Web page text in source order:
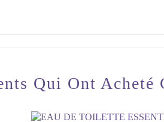
Qui Ont Acheté